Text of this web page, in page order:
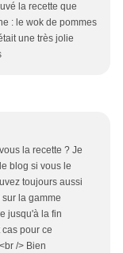
la recette que
: le wok de pommes
une très jolie
la recette ? Je
blog si vous le
toujours aussi
la gamme
jusqu'à la fin
pour ce
/> Bien